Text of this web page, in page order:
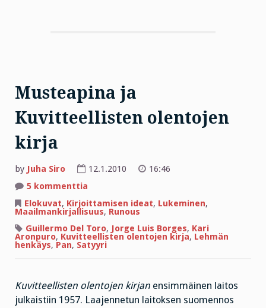
Musteapina ja
Kuvitteellisten olentojen
kirja
by Juha Siro 12.1.2010
16:46
5 kommenttia
ja
Kuvitteellisten
olentojen
kirja
Elokuvat, Kirjoittamisen ideat, Lukeminen,
Maailmankirjallisuus, Runous
Guillermo Del Toro, Jorge Luis Borges, Kari
Aronpuro, Kuvitteellisten olentojen kirja, Lehmän
henkäys, Pan, Satyyri
Kuvitteellisten olentojen kirjan ensimmäinen laitos
julkaistiin 1957. Laajennetun laitoksen suomennos